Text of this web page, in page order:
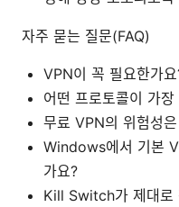
자주 묻는 질문(FAQ)
VPN이 꼭 필요한가
어떤 프로토콜이 가
무료 VPN의 위험성
Windows에서 기본
가요?
Kill Switch가 제대로